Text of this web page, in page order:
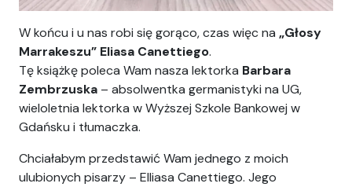
W końcu i u nas robi się gorąco, czas więc na „Głosy
Marrakeszu” Eliasa Canettiego.
Tę książkę poleca Wam nasza lektorka Barbara
Zembrzuska – absolwentka germanistyki na UG,
wieloletnia lektorka w Wyższej Szkole Bankowej w
Gdańsku i tłumaczka.
Chciałabym przedstawić Wam jednego z moich
ulubionych pisarzy – Elliasa Canettiego. Jego